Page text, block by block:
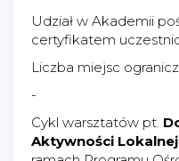
Udział w Akademii
certyfikatem
Liczba miejsc
-
Cykl warsztatów pt.
Aktywności Lokalnej